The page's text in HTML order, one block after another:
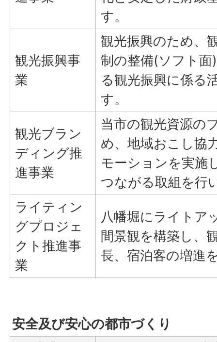
す。
観光振興事
業
観光振興のため、
制の整備(ソフト
る観光振興に係る
す。
観光ブラン
ディング推
進事業
当市の観光資源の
め、地域おこし協
モーションを実施
つながる取組を行
ライティン
グプロジェ
クト推進事
業
八幡堀にライトア
間景観を構築し、
長、宿泊客の増進
安全及び安心の都市づくり